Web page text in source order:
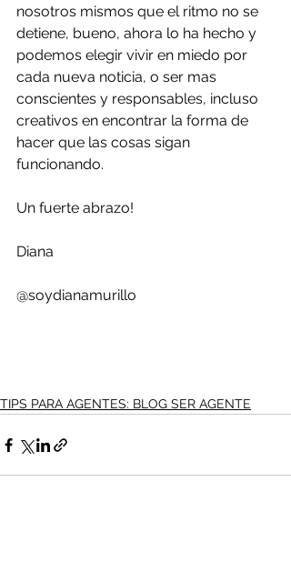
nosotros mismos que el ritmo no se
detiene, bueno, ahora lo ha hecho y
podemos elegir vivir en miedo por
cada nueva noticia, o ser mas
conscientes y responsables, incluso
creativos en encontrar la forma de
hacer que las cosas sigan
funcionando.
Un fuerte abrazo!
Diana
@soydianamurillo
TIPS PARA AGENTES: BLOG SER AGENTE